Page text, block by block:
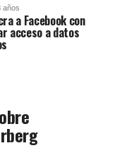
años
a Facebook con
acceso a datos